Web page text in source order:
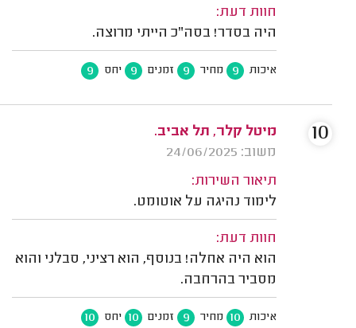
חוות דעת:
היה בסדר! בסה"כ הייתי מרוצה.
איכות 9 מחיר 9 זמנים 9 יחס 9
מיטל קלר, תל אביב.
משוב: 24/06/2025
תיאור השירות:
לימוד נהיגה על אוטומט.
חוות דעת:
הוא היה אחלה! בנוסף, הוא רציני, סבלני והוא
מסביר בהרחבה.
איכות 10 מחיר 9 זמנים 10 יחס 10
10